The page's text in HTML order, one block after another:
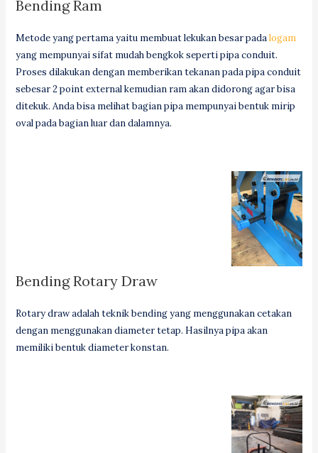
Bending Ram
Metode yang pertama yaitu membuat lekukan besar padalogam
yang mempunyai sifat mudah bengkok seperti pipa conduit.
Proses dilakukan dengan memberikan tekanan pada pipa conduit
sebesar 2 point external kemudian ram akan didorong agar bisa
ditekuk. Anda bisa melihat bagian pipa mempunyai bentuk mirip
oval pada bagian luar dan dalamnya.
Bending Rotary Draw
Rotary draw adalah teknik bending yang menggunakan cetakan
dengan menggunakan diameter tetap. Hasilnya pipa akan
memiliki bentuk diameter konstan.